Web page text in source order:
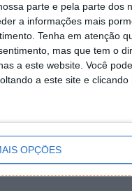
parte e pela parte dos
a informações mais
Tenha em atenção
mas que tem o
a este website. Você
a este site e
OPÇÕES
mail algum.
17:00